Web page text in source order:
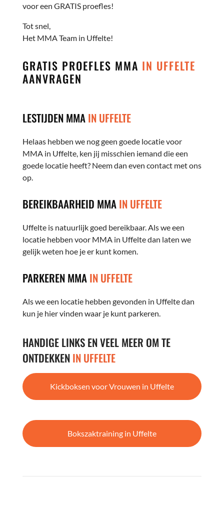
voor een GRATIS proefles!
Tot snel,
Het MMA Team in Uffelte!
GRATIS PROEFLES MMA IN UFFELTE
AANVRAGEN
LESTIJDEN MMAIN UFFELTE
Helaas hebben we nog geen goede locatie voor
MMA in Uffelte, ken jij misschien iemand die een
goede locatie heeft? Neem dan even contact met ons
op.
BEREIKBAARHEID MMAIN UFFELTE
Uffelte is natuurlijk goed bereikbaar. Als we een
locatie hebben voor MMA in Uffelte dan laten we
gelijk weten hoe je er kunt komen.
PARKEREN MMAIN UFFELTE
Als we een locatie hebben gevonden in Uffelte dan
kun je hier vinden waar je kunt parkeren.
HANDIGE LINKS EN VEEL MEER OM TE
ONTDEKKENIN UFFELTE
Kickboksen voor Vrouwen in Uffelte
Bokszaktraining in Uffelte